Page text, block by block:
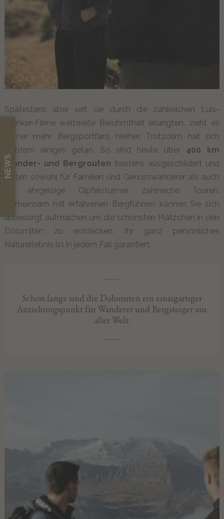
NEWS
Spätestens aber seit sie durch die zahlreichen Luis-
Trenker-Filme weltweite Berühmtheit erlangten, zieht es
immer mehr Bergsportfans hierher. Trotzdem hat sich
seitdem einiges getan. So sind heute über 400 km
Wander- und Bergrouten bestens ausgeschildert und
bieten sowohl für Familien und Genusswanderer als auch
für ehrgeizige Gipfelstürmer zahlreiche Touren.
Gemeinsam mit erfahrenen Bergführern können Sie sich
unbesorgt aufmachen um die schönsten Plätzchen in den
Dolomiten zu entdecken. Ihr ganz persönliches
Naturerlebnis ist in jedem Fall garantiert.
Schon lange sind die Dolomiten ein einzigartiger
Anziehungspunkt für Wanderer und Bergsteiger aus
aller Welt.